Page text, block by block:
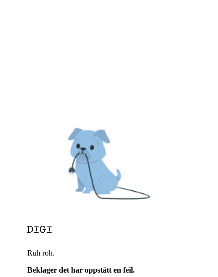
Ruh roh.
Beklager det har oppstått en feil.